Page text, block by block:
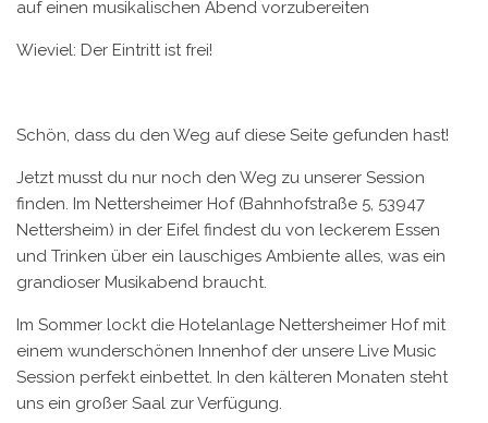
auf einen musikalischen Abend vorzubereiten
Wieviel: Der Eintritt ist frei!
Schön, dass du den Weg auf diese Seite gefunden hast!
Jetzt musst du nur noch den Weg zu unserer Session
finden. Im Nettersheimer Hof (Bahnhofstraße 5, 53947
Nettersheim) in der Eifel findest du von leckerem Essen
und Trinken über ein lauschiges Ambiente alles, was ein
grandioser Musikabend braucht.
Im Sommer lockt die Hotelanlage Nettersheimer Hof mit
einem wunderschönen Innenhof der unsere Live Music
Session perfekt einbettet. In den kälteren Monaten steht
uns ein großer Saal zur Verfügung.